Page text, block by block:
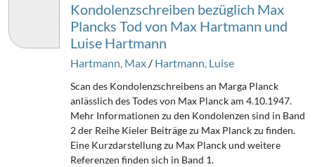
Kondolenzschreiben bezüglich Max
Plancks Tod von Max Hartmann und
Luise Hartmann
Hartmann, Max / Hartmann, Luise
Scan des Kondolenzschreibens an Marga Planck
anlässlich des Todes von Max Planck am 4.10.1947.
Mehr Informationen zu den Kondolenzen sind in Band
2 der Reihe Kieler Beiträge zu Max Planck zu finden.
Eine Kurzdarstellung zu Max Planck und weitere
Referenzen finden sich in Band 1.